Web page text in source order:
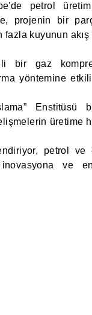
petrol
projenin bir
kuyunun akış
bir gaz
yöntemine
Enstitüsü
üretime
petrol ve
ve